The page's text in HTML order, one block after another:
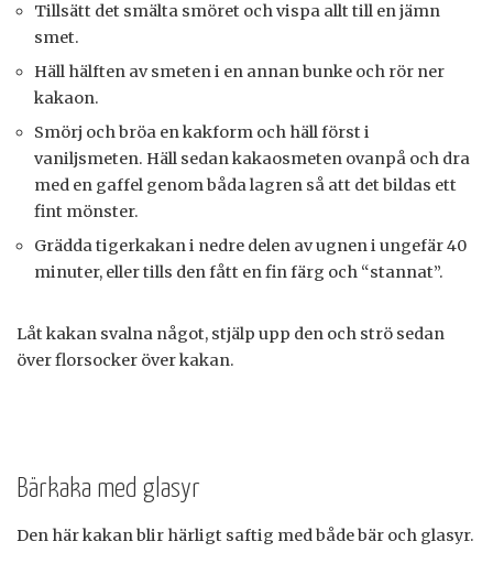
Tillsätt det smälta smöret och vispa allt till en jämn
smet.
Häll hälften av smeten i en annan bunke och rör ner
kakaon.
Smörj och bröa en kakform och häll först i
vaniljsmeten. Häll sedan kakaosmeten ovanpå och dra
med en gaffel genom båda lagren så att det bildas ett
fint mönster.
Grädda tigerkakan i nedre delen av ugnen i ungefär 40
minuter, eller tills den fått en fin färg och “stannat”.
Låt kakan svalna något, stjälp upp den och strö sedan
över florsocker över kakan.
Bärkaka med glasyr
Den här kakan blir härligt saftig med både bär och glasyr.